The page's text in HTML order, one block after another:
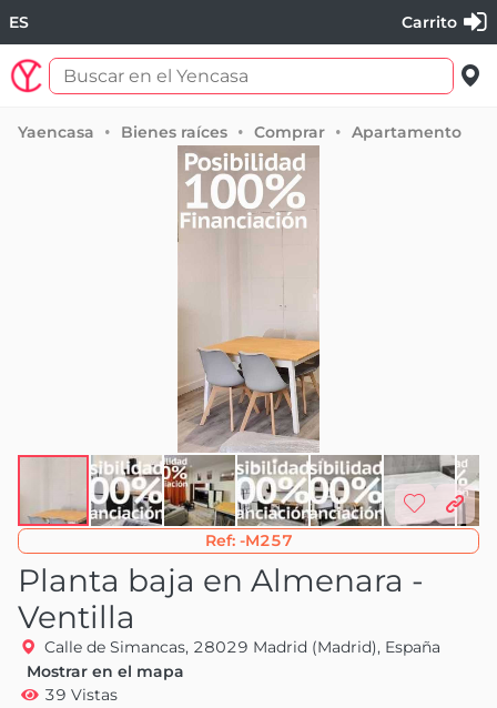
ES Carrito
Yaencasa Bienes raíces Comprar Apartamento
Ref: -M257
Planta baja en Almenara -
Ventilla
Calle de Simancas, 28029 Madrid (Madrid), España
Mostrar en el mapa
39 Vistas